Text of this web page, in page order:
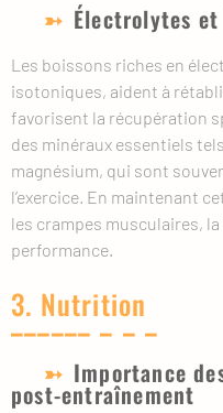
Électrolytes
Les boissons riches en
isotoniques, aident à
favorisent la récupération
des minéraux essentiels
magnésium, qui sont
l’exercice. En maintenant
les crampes musculaires,
performance.
3. Nutrition
Importance
post-entraînement